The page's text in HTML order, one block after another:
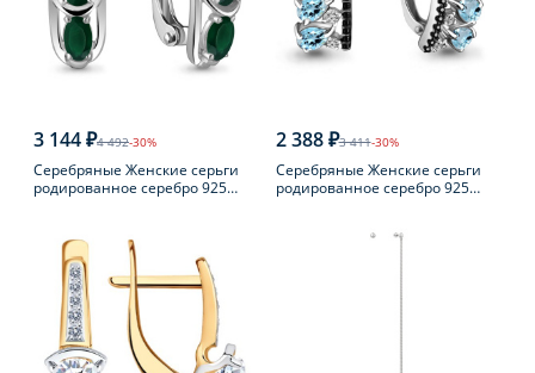
3 144 ₽4 492-30%
Серебряные Женские серьги
родированное серебро 925
2 388 ₽3 411-30%
Серебряные Женские серьги
родированное серебро 925